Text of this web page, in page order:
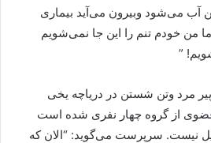
آب می‌شود وبیرون می‌آید بیماری
من خودم تنم را این جا نمی‌شویم
”
مرد وتن شستن در دریاچه یخی
عضوی از گروه چهار نفری شده است
نیست. سرپرست می‌گوید: “الان که